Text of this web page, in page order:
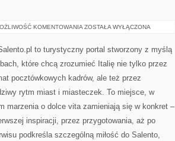
KOMENTOWANIA PRATO
ZOSTAŁA WYŁĄCZONA
to turystyczny portal stworzony z myślą
które chcą zrozumieć Italię nie tylko przez
pocztówkowych kadrów, ale też przez
rytm miast i miasteczek. To miejsce, w
marzenia o dolce vita zamieniają się w konkret –
inspiracji, przez przygotowania, aż po
podkreśla szczególną miłość do Salento,